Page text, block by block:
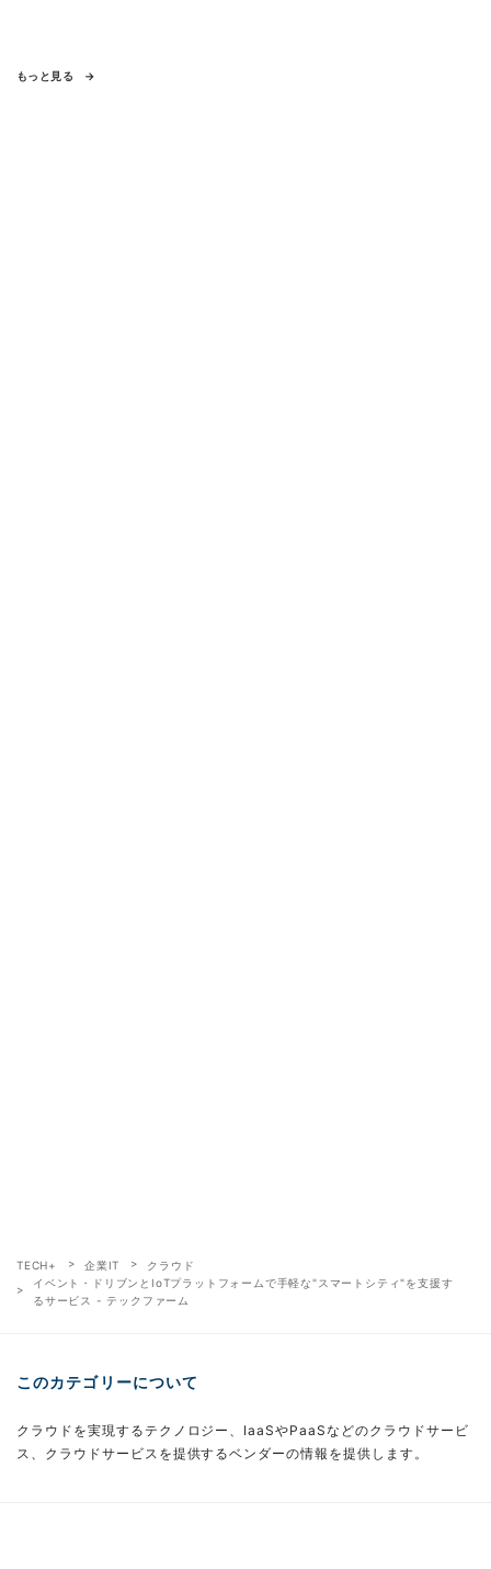
もっと見る
TECH+ 企業IT
クラウド
イベント・ドリブンとIoTプラットフォームで手軽な"スマートシティ"を支援す
るサービス - テックファーム
このカテゴリーについて
クラウドを実現するテクノロジー、IaaSやPaaSなどのクラウドサービ
ス、クラウドサービスを提供するベンダーの情報を提供します。